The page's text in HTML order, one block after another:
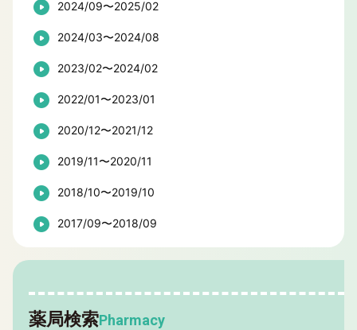
2024/09〜2025/02
2024/03〜2024/08
2023/02〜2024/02
2022/01〜2023/01
2020/12〜2021/12
2019/11〜2020/11
2018/10〜2019/10
2017/09〜2018/09
薬局検索Pharmacy